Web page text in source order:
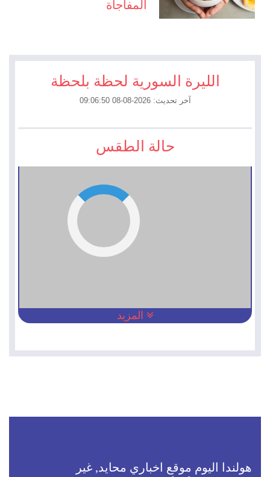
المفاجأة
الليرة السورية لحظة بلحظة
آخر تحديث: 2026-08-08 09:06:50
حالة الطقس
المزيد
هولندا اليوم موقع اخباري محايد, غير